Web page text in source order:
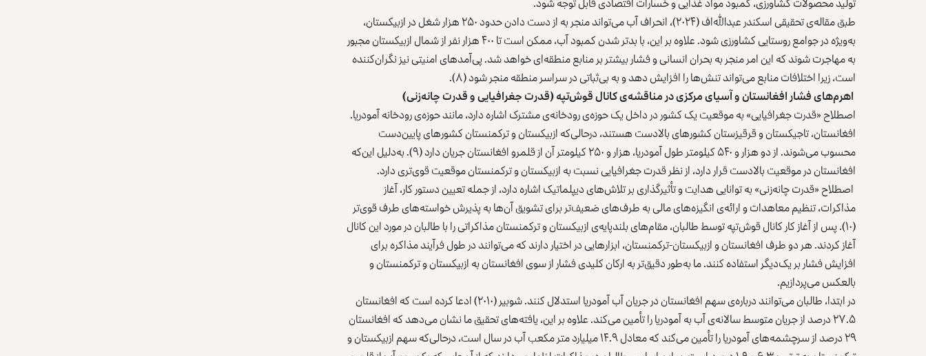
طبق مقاله‌ی تحقیقی اسکندر عبدالله‌اف (۲۰۲۴)، انحراف آب می‌تواند منجر به از دست دادن حدود ۲۵۰ هزار شغل در ازبیکستان،
به‌ویژه در جوامع روستایی کشاورزی شود. علاوه بر این، با بدتر شدن کمبود آب، ممکن است تا ۴۰۰ هزار نفر از شمال ازبیکستان مجبور
به مهاجرت شوند که این امر منجر به بحران انسانی و فشار بیشتر بر منابع منطقه‌ای خواهد شد. پی‌آمدهای امنیتی نیز نگران‌کننده
است، زیرا اختلافات منابع می‌تواند تنش‌ها را افزایش دهد و به بی‌ثباتی در سراسر منطقه منجر شود (۸).
اهرم‌های فشار افغانستان و آسیای مرکزی در مناقشه‌ی کانال قوش‌تپه (قدرت جغرافیایی و قدرت چانه‌زنی)
اصطلاح «قدرت جغرافیایی» به موقعیت یک کشور در داخل یک حوزه‌ی رودخانه‌ی مشترک اشاره دارد، مانند حوزه‌ی رودخانه آمودریا.
افغانستان، تاجیکستان و قرقیزستان کشورهای بالادست هستند، در‌حالی‌که ازبیکستان و ترکمنستان کشورهای پایین‌دست
محسوب می‌شوند. از دو هزار و ۵۴۰ کیلومتر طول آمودریا، هزار و ۲۵۰ کیلومتر آن از قلمرو افغانستان جریان دارد (۹). به‌دلیل این‌که
افغانستان در موقعیت بالادست قرار دارد، از نظر قدرت جغرافیایی نسبت به ازبیکستان و ترکمنستان موقعیت قوی‌تری دارد.
اصطلاح «قدرت چانه‌زنی» به توانایی هدایت و تأثیرگذاری بر تلاش‌های دیپلماتیک اشاره دارد، از جمله تعیین دستور کار، آغاز
مذاکرات، تنظیم معاهدات و ارائه‌ی انگیزه‌های مالی به طرف‌های ضعیف‌تر برای تشویق آن‌ها به پذیرش خواسته‌های طرف قوی‌تر
(۱۰). پس از آغاز کار کانال قوش‌تپه توسط طالبان، مقام‌های بلندپایه‌ی ازبیکستان و ترکمنستان مذاکراتی را با طالبان در مورد این کانال
آغاز کردند. هر دو طرف افغانستان و ازبیکستان-ترکمنستان، ابزارهایی در اختیار دارند که می‌توانند در طول فرآیند مذاکره برای
افزایش فشار بر یک‌دیگر استفاده کنند. ما به‌طور دقیق‌تر به ارکان کلیدی فشار از سوی افغانستان به ازبیکستان و ترکمنستان و
بالعکس می‌پردازیم.
در ابتدا، طالبان می‌توانند درباره‌ی سهم افغانستان در جریان آب آمودریا استدلال کنند. شوبیر (۲۰۱۰) ادعا کرده است که افغانستان
۲۷.۵ درصد از جریان متوسط سالانه‌ی آب به آمودریا را تأمین می‌کند. علاوه بر این، یافته‌های تحقیق ما نشان می‌دهد که افغانستان
۲۹ درصد از سرچشمه‌های آمودریا را تأمین می‌کند که معادل ۱۴.۹ میلیارد متر مکعب آب در سال است، درحالی‌که سهم ازبیکستان و